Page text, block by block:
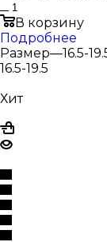
В корзину
Подробнее
Размер—16.5-
16.5-19.5
Хит